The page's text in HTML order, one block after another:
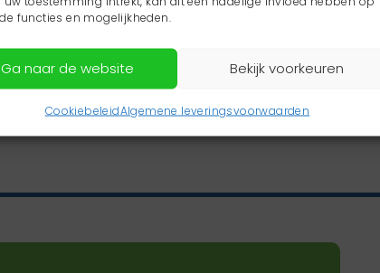
functies en mogelijkheden.
Ga naar de website Bekijk voorkeuren
CookiebeleidAlgemene leveringsvoorwaarden